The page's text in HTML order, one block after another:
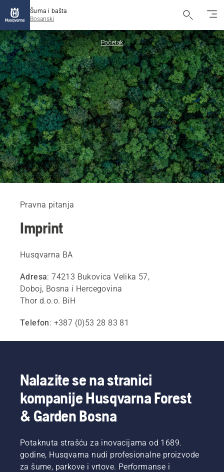
Šuma i bašta
Bosanski
Početak
Pravna pitanja
Imprint
Husqvarna BA
Adresa: 74213 Bukovica Velika 57,
Doboj, Bosna i Hercegovina
Thor d.o.o. BiH
Telefon: +387 (0)53 28 83 81
Nalazite se na stranici
kompanije Husqvarna Forest
& Garden Bosna
Potaknuta strašću za inovacijama od 1689.
godine, Husqvarna nudi profesionalne proizvode
za šume, parkove i vrtove. Performanse i